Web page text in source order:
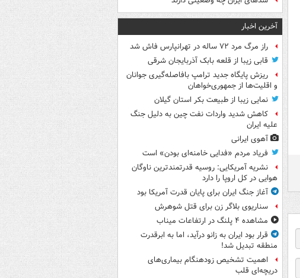
آخرین اخبار
راز مرگ مرد ۷۲ ساله در تهرانپارس فاش شد
قابی زیبا از قلعه بابک آذربایجان شرقی
ریزش پایگاه جدید ترامپ بافاصله‌گیری جوانان
و اقلیت‌ها از جمهوری‌خواهان
نمایی زیبا از طبیعت بکر استان گیلان
کاهش شدید واردات نفت چین به دلیل جنگ
علیه ایران
آهوی ایرانی
فریاد مردم «فدایی خامنه‌ای بودن» است
نشریه آمریکایی: روسیه قدرتمندترین ناوگان
هوایی در کل اروپا را دارد
آغاز جنگ ایران برای پایان قدرت آمریکا بود
سناریوی بلاگر زن برای قتل شوهرش
مشاهده ۴ پلنگ در ارتفاعات میناب
قرار بود ایران به زانو درآید، اما به ابرقدرت
منطقه تبدیل شد!
اهمیت تشخیص زودهنگام بیماری‌های
دریچه‌ای قلب